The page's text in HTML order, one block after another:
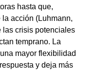
hasta que,
acción (Luhmann,
las crisis potenciales
temprano. La
mayor flexibilidad
y deja más